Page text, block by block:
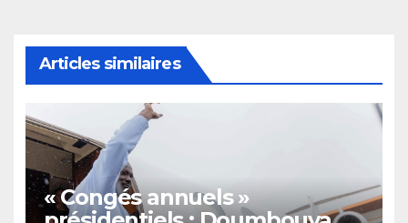
Articles similaires
« Congés annuels »